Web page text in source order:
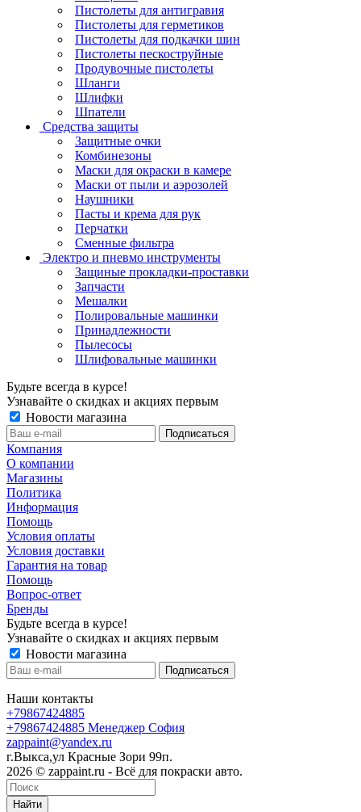
Пистолеты для антигравия
Пистолеты для герметиков
Пистолеты для подкачки шин
Пистолеты пескоструйные
Продувочные пистолеты
Шланги
Шлифки
Шпатели
Средства защиты
Защитные очки
Комбинезоны
Маски для окраски в камере
Маски от пыли и аэрозолей
Наушники
Пасты и крема для рук
Перчатки
Сменные фильтра
Электро и пневмо инструменты
Защиные прокладки-проставки
Запчасти
Мешалки
Полировальные машинки
Принадлежности
Пылесосы
Шлифовальные машинки
Будьте всегда в курсе!
Узнавайте о скидках и акциях первым
Новости магазина
Компания
О компании
Магазины
Политика
Информация
Помощь
Условия оплаты
Условия доставки
Гарантия на товар
Помощь
Вопрос-ответ
Бренды
Будьте всегда в курсе!
Узнавайте о скидках и акциях первым
Новости магазина
Наши контакты
+79867424885
+79867424885 Менеджер София
zappaint@yandex.ru
г.Выкса,ул Красные Зори 99п.
2026 © zappaint.ru - Всё для покраски авто.
Найти